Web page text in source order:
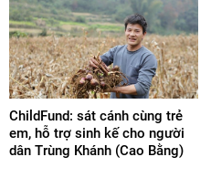
ChildFund: sát cánh cùng trẻ
em, hỗ trợ sinh kế cho người
dân Trùng Khánh (Cao Bằng)